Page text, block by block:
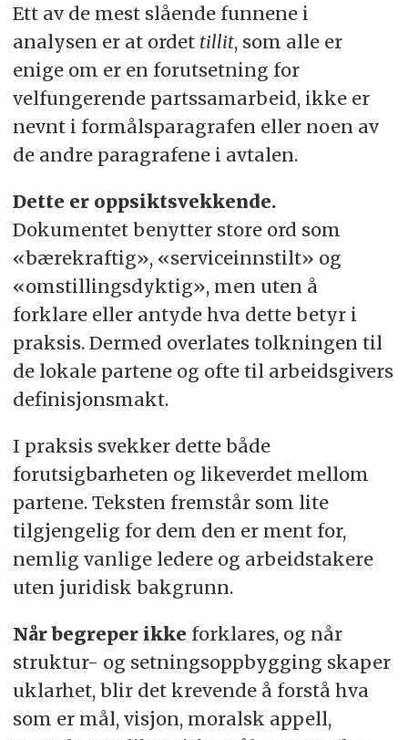
Ett av de mest slående funnene i
analysen er at ordet tillit, som alle er
enige om er en forutsetning for
velfungerende partssamarbeid, ikke er
nevnt i formålsparagrafen eller noen av
de andre paragrafene i avtalen.
Dette er oppsiktsvekkende.
Dokumentet benytter store ord som
«bærekraftig», «serviceinnstilt» og
«omstillingsdyktig», men uten å
forklare eller antyde hva dette betyr i
praksis. Dermed overlates tolkningen til
de lokale partene og ofte til arbeidsgivers
definisjonsmakt.
I praksis svekker dette både
forutsigbarheten og likeverdet mellom
partene. Teksten fremstår som lite
tilgjengelig for dem den er ment for,
nemlig vanlige ledere og arbeidstakere
uten juridisk bakgrunn.
Når begreper ikke forklares, og når
struktur- og setningsoppbygging skaper
uklarhet, blir det krevende å forstå hva
som er mål, visjon, moralsk appell,